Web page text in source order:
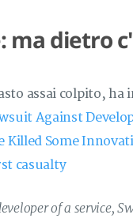
ma dietro
assai colpito,
Against
Killed Some
casualty
of a service,